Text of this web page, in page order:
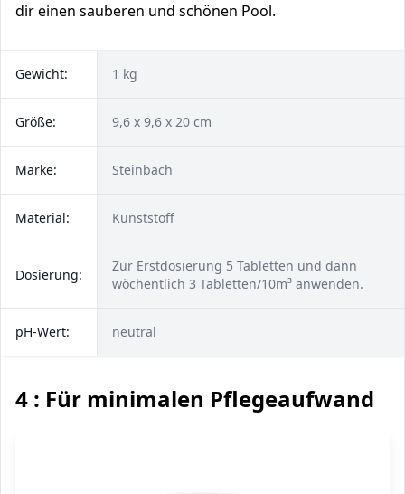
dir einen sauberen und schönen Pool.
Gewicht: 1 kg
Größe: ‎9,6 x 9,6 x 20 cm
Marke: Steinbach
Material: Kunststoff
Dosierung:
Zur Erstdosierung 5 Tabletten und dann
wöchentlich 3 Tabletten/10m³ anwenden.
pH-Wert: neutral
4 : Für minimalen Pflegeaufwand